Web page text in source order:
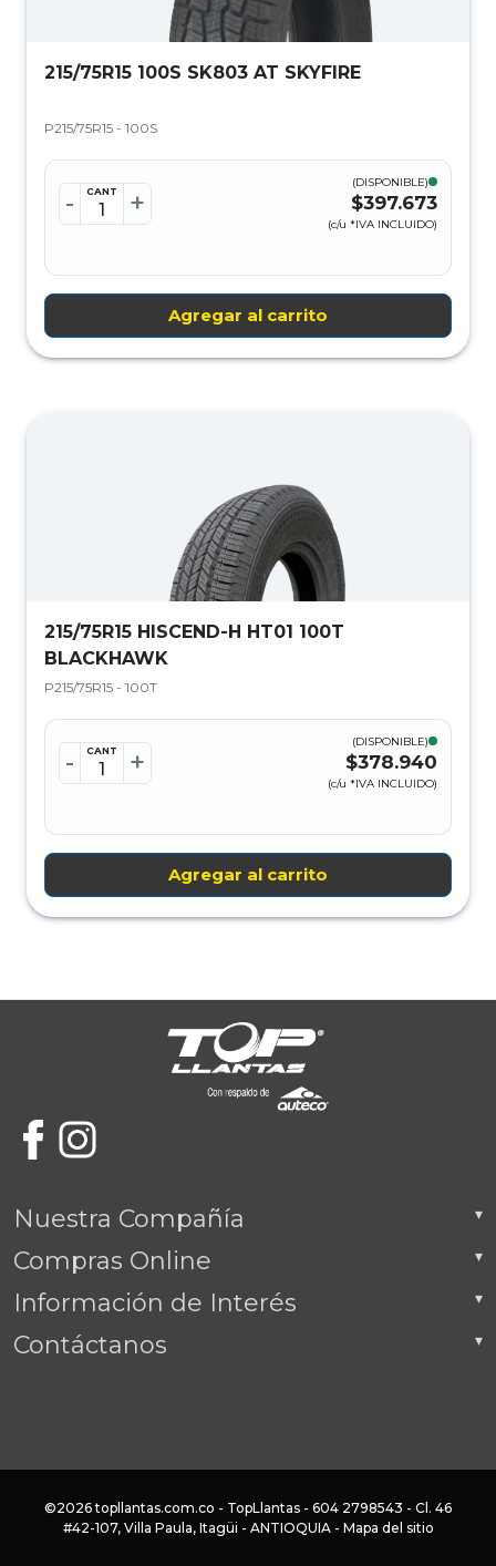
215/75R15 100S SK803 AT SKYFIRE
P215/75R15 - 100S
- CANT +
(DISPONIBLE)
$397.673
(c/u *IVA INCLUIDO)
Agregar al carrito
215/75R15 HISCEND-H HT01 100T
BLACKHAWK
P215/75R15 - 100T
- CANT +
(DISPONIBLE)
$378.940
(c/u *IVA INCLUIDO)
Agregar al carrito
Nuestra Compañía
Compras Online
Información de Interés
Contáctanos
©2026 topllantas.com.co - TopLlantas - 604 2798543 - Cl. 46
#42-107, Villa Paula, Itagüi - ANTIOQUIA - Mapa del sitio